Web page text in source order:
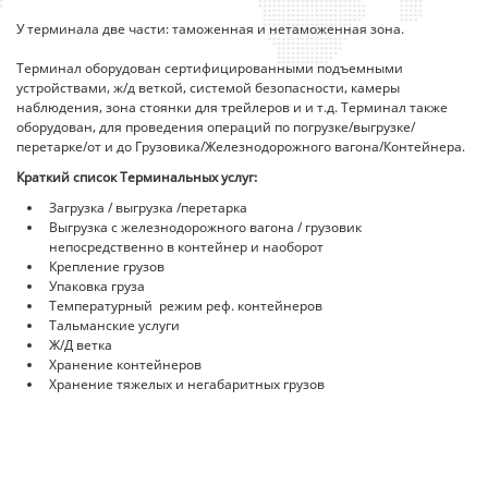
У терминала две части: таможенная и нетаможенная зона.
Терминал оборудован сертифицированными подъемными
устройствами, ж/д веткой, системой безопасности, камеры
наблюдения, зона стоянки для трейлеров и и т.д. Терминал также
оборудован, для проведения операций по погрузке/выгрузке/
перетарке/от и до Грузовика/Железнодорожного вагона/Контейнера.
Краткий список Терминальных услуг:
Загрузка / выгрузка /перетарка
Выгрузка с железнодорожного вагона / грузовик
непосредственно в контейнер и наоборот
Крепление грузов
Упаковка груза
Температурный режим реф. контейнеров
Тальманские услуги
Ж/Д ветка
Хранение контейнеров
Хранение тяжелых и негабаритных грузов